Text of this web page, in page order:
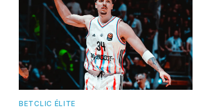
BETCLIC ÉLITE